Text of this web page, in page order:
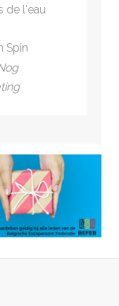
de l'eau
Spin
»